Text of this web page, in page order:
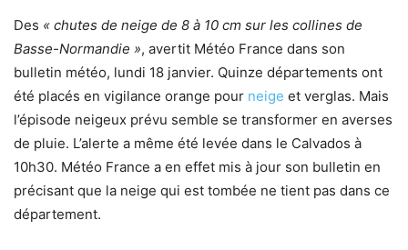
Des « chutes de neige de 8 à 10 cm sur les collines de
Basse-Normandie », avertit Météo France dans son
bulletin météo, lundi 18 janvier. Quinze départements ont
été placés en vigilance orange pour neige et verglas. Mais
l’épisode neigeux prévu semble se transformer en averses
de pluie. L’alerte a même été levée dans le Calvados à
10h30. Météo France a en effet mis à jour son bulletin en
précisant que la neige qui est tombée ne tient pas dans ce
département.